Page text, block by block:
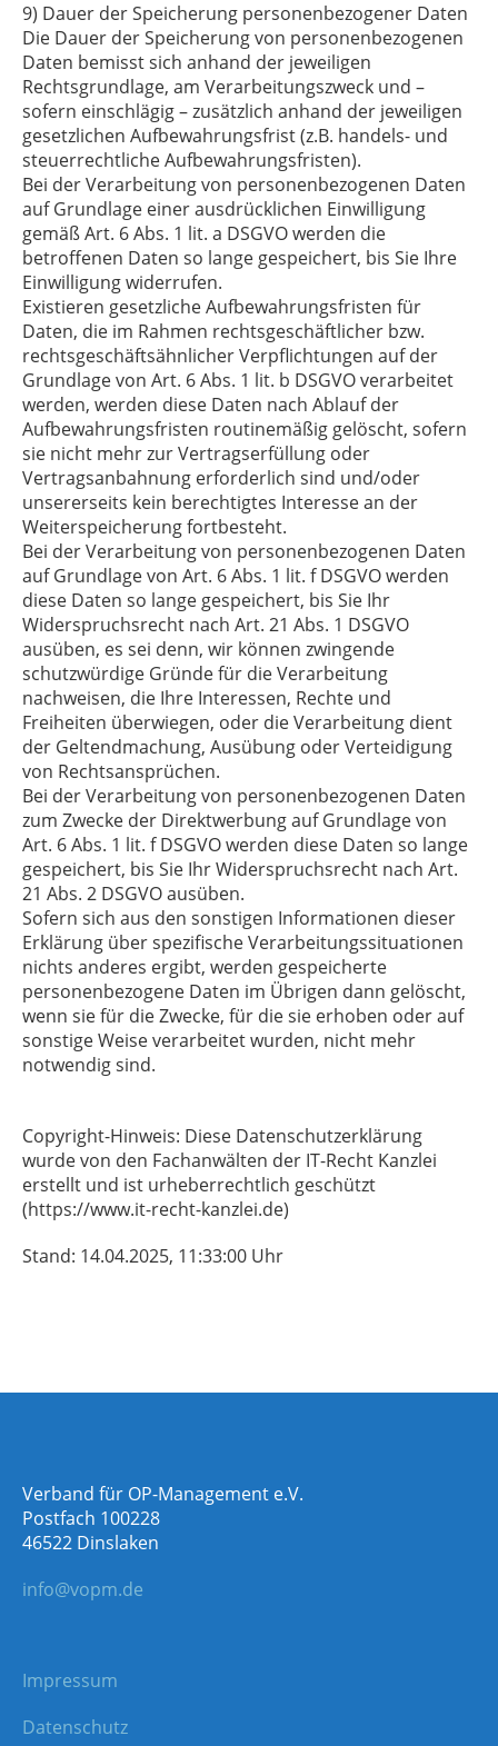
9) Dauer der Speicherung personenbezogener Daten
Die Dauer der Speicherung von personenbezogenen
Daten bemisst sich anhand der jeweiligen
Rechtsgrundlage, am Verarbeitungszweck und –
sofern einschlägig – zusätzlich anhand der jeweiligen
gesetzlichen Aufbewahrungsfrist (z.B. handels- und
steuerrechtliche Aufbewahrungsfristen).
Bei der Verarbeitung von personenbezogenen Daten
auf Grundlage einer ausdrücklichen Einwilligung
gemäß Art. 6 Abs. 1 lit. a DSGVO werden die
betroffenen Daten so lange gespeichert, bis Sie Ihre
Einwilligung widerrufen.
Existieren gesetzliche Aufbewahrungsfristen für
Daten, die im Rahmen rechtsgeschäftlicher bzw.
rechtsgeschäftsähnlicher Verpflichtungen auf der
Grundlage von Art. 6 Abs. 1 lit. b DSGVO verarbeitet
werden, werden diese Daten nach Ablauf der
Aufbewahrungsfristen routinemäßig gelöscht, sofern
sie nicht mehr zur Vertragserfüllung oder
Vertragsanbahnung erforderlich sind und/oder
unsererseits kein berechtigtes Interesse an der
Weiterspeicherung fortbesteht.
Bei der Verarbeitung von personenbezogenen Daten
auf Grundlage von Art. 6 Abs. 1 lit. f DSGVO werden
diese Daten so lange gespeichert, bis Sie Ihr
Widerspruchsrecht nach Art. 21 Abs. 1 DSGVO
ausüben, es sei denn, wir können zwingende
schutzwürdige Gründe für die Verarbeitung
nachweisen, die Ihre Interessen, Rechte und
Freiheiten überwiegen, oder die Verarbeitung dient
der Geltendmachung, Ausübung oder Verteidigung
von Rechtsansprüchen.
Bei der Verarbeitung von personenbezogenen Daten
zum Zwecke der Direktwerbung auf Grundlage von
Art. 6 Abs. 1 lit. f DSGVO werden diese Daten so lange
gespeichert, bis Sie Ihr Widerspruchsrecht nach Art.
21 Abs. 2 DSGVO ausüben.
Sofern sich aus den sonstigen Informationen dieser
Erklärung über spezifische Verarbeitungssituationen
nichts anderes ergibt, werden gespeicherte
personenbezogene Daten im Übrigen dann gelöscht,
wenn sie für die Zwecke, für die sie erhoben oder auf
sonstige Weise verarbeitet wurden, nicht mehr
notwendig sind.
Copyright-Hinweis: Diese Datenschutzerklärung
wurde von den Fachanwälten der IT-Recht Kanzlei
erstellt und ist urheberrechtlich geschützt
(https://www.it-recht-kanzlei.de)
Stand: 14.04.2025, 11:33:00 Uhr
Verband für OP-Management e.V.
Postfach 100228
46522 Dinslaken
info@vopm.de
Impressum
Datenschutz